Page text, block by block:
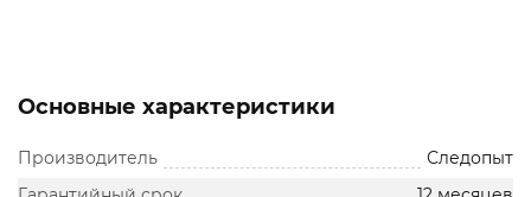
Основные характеристики
Производитель
Следопыт